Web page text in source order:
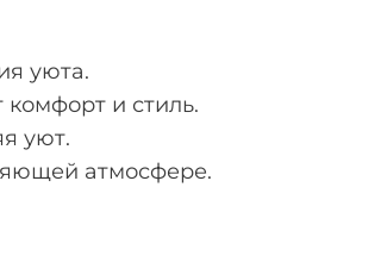
уюта.
и стиль.
уют.
атмосфере.